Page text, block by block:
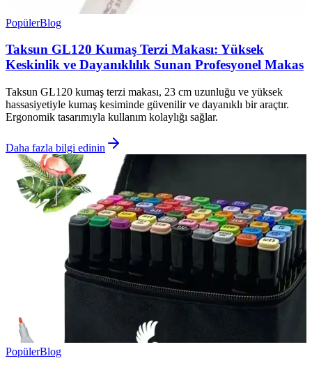
PopülerBlog
Taksun GL120 Kumaş Terzi Makası: Yüksek
Keskinlik ve Dayanıklılık Sunan Profesyonel Makas
Taksun GL120 kumaş terzi makası, 23 cm uzunluğu ve yüksek
hassasiyetiyle kumaş kesiminde güvenilir ve dayanıklı bir araçtır.
Ergonomik tasarımıyla kullanım kolaylığı sağlar.
Daha fazla bilgi edinin
PopülerBlog